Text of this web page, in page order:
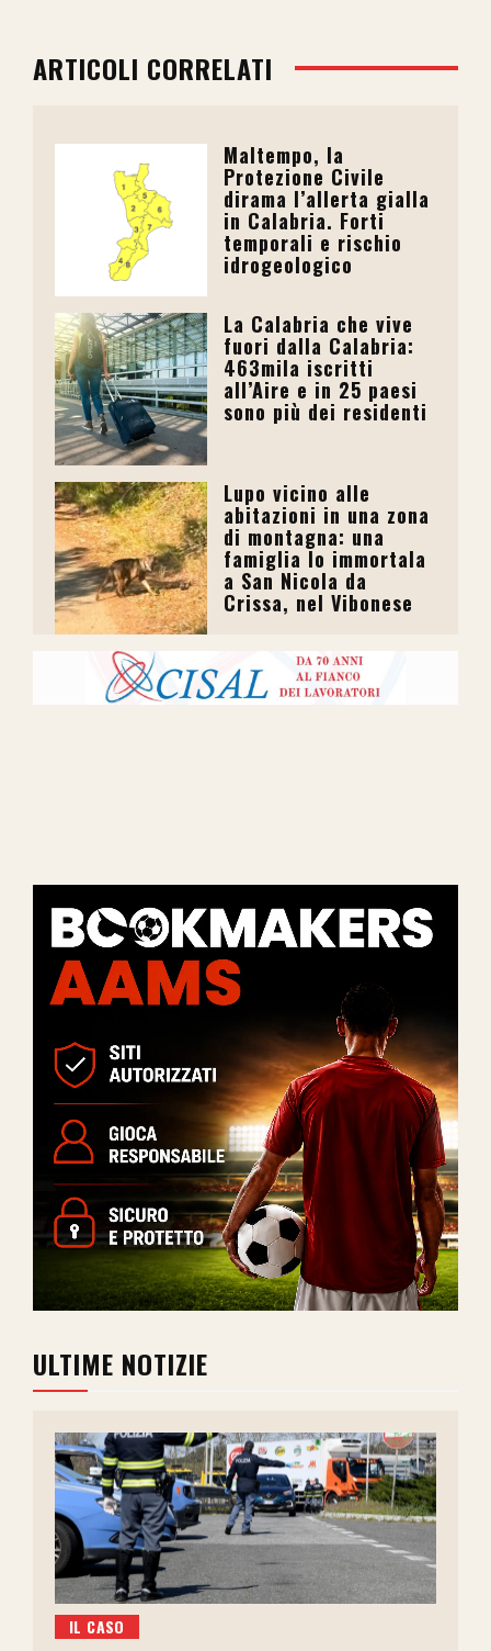
ARTICOLI CORRELATI
Maltempo, la
Protezione Civile
dirama l’allerta gialla
in Calabria. Forti
temporali e rischio
idrogeologico
La Calabria che vive
fuori dalla Calabria:
463mila iscritti
all’Aire e in 25 paesi
sono più dei residenti
Lupo vicino alle
abitazioni in una zona
di montagna: una
famiglia lo immortala
a San Nicola da
Crissa, nel Vibonese
ULTIME NOTIZIE
IL CASO